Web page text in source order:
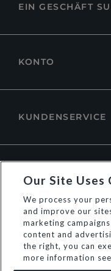
EIN GESCHÄFT
KONTO
KUNDENSERVICE
Our Site Uses
We process your
and improve our
marketing
content and
the right, you can
more information